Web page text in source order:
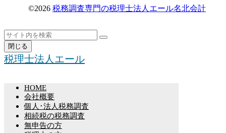
©2026 税務調査専門の税理士法人エール名北会計
ト
ッ
プ
へ
検
索
検
閉じる
税理士法人エール
HOME
会社概要
個人･法人税務調査
相続税の税務調査
無申告の方